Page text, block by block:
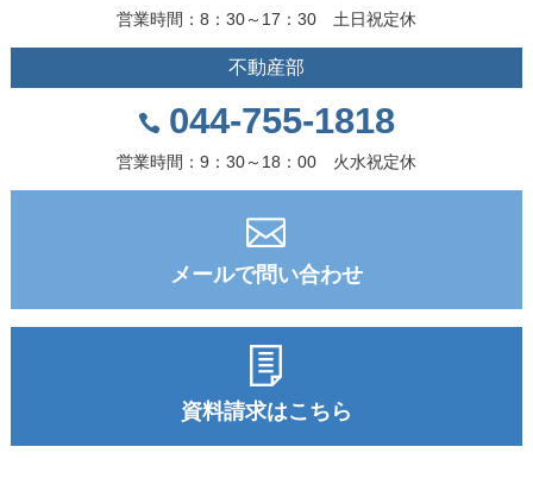
営業時間：8：30～17：30 土日祝定休
不動産部
044-755-1818
営業時間：9：30～18：00 火水祝定休
メールで問い合わせ
資料請求はこちら